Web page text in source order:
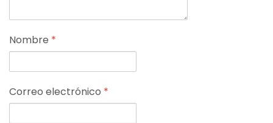
Nombre *
Correo electrónico *